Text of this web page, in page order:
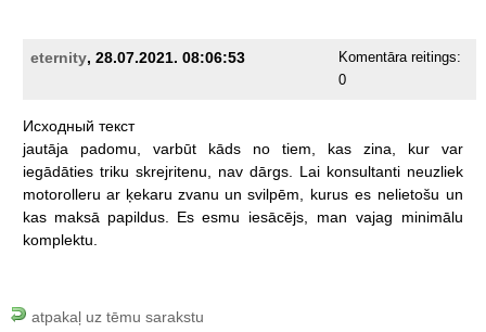
eternity, 28.07.2021. 08:06:53
Komentāra reitings:
0
Исходный текст
jautāja
padomu, varbūt kāds no tiem, kas zina, kur
var
iegādāties triku skrejritenu, nav dārgs. Lai konsultanti neuzliek
motorolleru ar ķekaru zvanu un svilpēm, kurus es nelietošu un
kas maksā papildus. Es esmu iesācējs, man vajag
minimālu
komplektu.
atpakaļ uz tēmu sarakstu